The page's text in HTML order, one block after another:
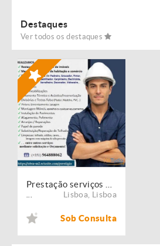
Destaques
Ver todos os destaques
Lisboa Lisboa
Sob Consulta